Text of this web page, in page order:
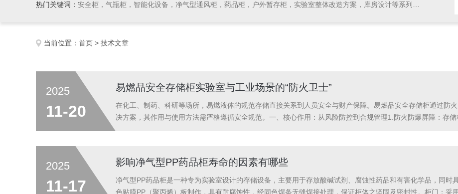
热门关键词： 安全柜，气瓶柜，智能化设备，净气型通风柜，药品柜，户外暂存柜，实验室整体改造方案，库房设计等系列产品
当前位置： 首页 > 技术文章
2025
11-20
易燃品安全存储柜实验室与工业场景的“防火卫士”
在化工、制药、科研等场所，易燃液体的规范存储直接关系到人员安全与财产保障。易燃品安全存储柜通过防
决方案，其作用与使用方法需严格遵循安全规范。一、核心作用：从风险防控到合规管理1.防火防爆屏障：存
2025
11-17
影响净气型PP药品柜寿命的因素有哪些
净气型PP药品柜是一种专为实验室设计的存储设备，主要用于存放酸碱试剂、腐蚀性药品和有害化学品，同时
色贴膜PP（聚丙烯）板制作，具有耐腐蚀性，经同色焊条无缝焊接处理，保证柜体之坚固及密封性。柜门：采